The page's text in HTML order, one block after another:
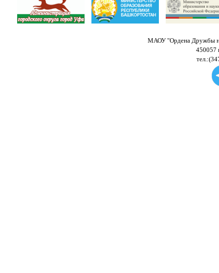
МАОУ "Ордена Дружбы
450057